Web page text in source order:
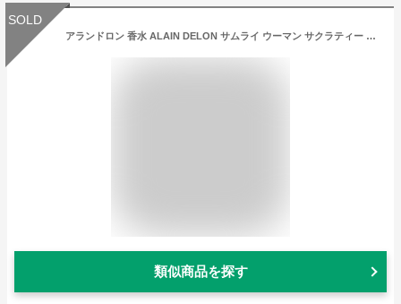
SOLD
アランドロン 香水 ALAIN DELON サムライ ウーマン サクラティー EDP・SP 30ml 【あす楽】【フレグランス ギフト プレゼント 誕生日 レディース・女性用】【SAMOURAI WOMAN SAKURA TEA EAU DE PARFUM SPRAY】
類似商品を探す